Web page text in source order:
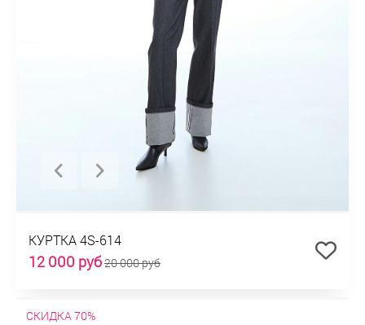
КУРТКА 4S-614
12 000 руб20 000 руб
СКИДКА 70%